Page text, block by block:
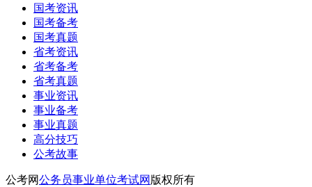
国考资讯
国考备考
国考真题
省考资讯
省考备考
省考真题
事业资讯
事业备考
事业真题
高分技巧
公考故事
公考网公务员事业单位考试网 版权所有